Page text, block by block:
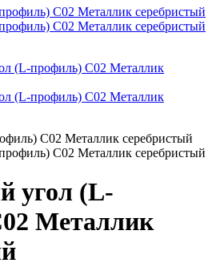
С02 Металлик серебристый
угол (L-
Металлик